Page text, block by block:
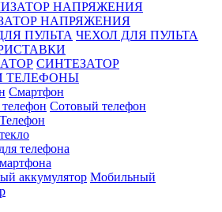
НАПРЯЖЕНИЯ
ЧЕХОЛ ДЛЯ ПУЛЬТА
СИНТЕЗАТОР
ТЕЛЕФОНЫ
Смартфон
Сотовый телефон
Телефон
телефона
Мобильный